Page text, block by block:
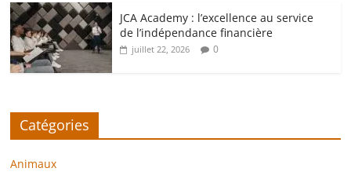
JCA Academy : l’excellence au service
de l’indépendance financière
juillet 22, 2026 0
Catégories
Animaux